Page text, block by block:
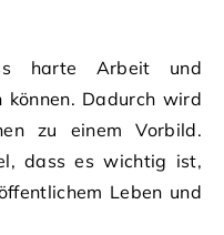
harte Arbeit und
Dadurch wird
zu einem Vorbild.
dass es wichtig ist,
Leben und